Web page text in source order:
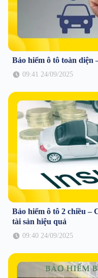
Bảo hiểm ô tô toàn
09:41 24/09/2025
Bảo hiểm ô tô 2 chiều –
tài sản hiệu quả
09:40 24/09/2025